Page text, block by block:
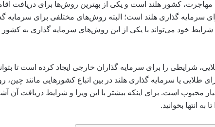
کشور هلند است و یکی از بهترین روش‌ها برای دریافت
سرمایه گذاری هلند است؛ البته روش‌های مختلفی برای سرمایه
شرایط خود می‌تواند با یکی از این روش‌های سرمایه گذاری به کشور
شرایطی را برای سرمایه گذاران خارجی ایجاد کرده است تا بتوانند
طلایی یا سرمایه گذاری هلند در بین اتباع کشورهایی مانند چین،
محبوب است. برای اینکه بیشتر با این ویزا و شرایط دریافت آن
انتها بخوانید.